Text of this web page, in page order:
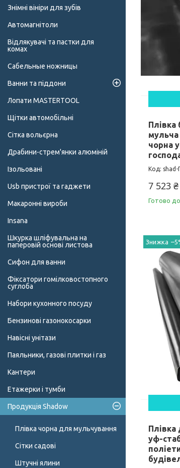
Плівка
чорна
7 523 ₴
Готово
уф-
Знімні вініри для зубів
Автомагнітоли
Відлякувачі та пастки для
комах
Сабельные ножницы
Ванни та піддони
Лопати MASTERTOOL
Щітки автомобільні
Сітка вольєрна
Драбини-стрем'янки алюміній
Ізольовані
Usb пристрої та гаджети
Макаронні вироби
Insana
Шкурка шліфувальна на
паперовій основі листова
Сифон для ванни
Фіксатори гомілковостопного
суглоба
Набори кухонного посуду
Бензинові газонокосарки
Навісні унітази
Паяльники, газові плитки і газ
Кантери
Етажерки і тумби
Продукція Shadow
Плівка чорна для мульчування
Сітки садові
Штучні ялини